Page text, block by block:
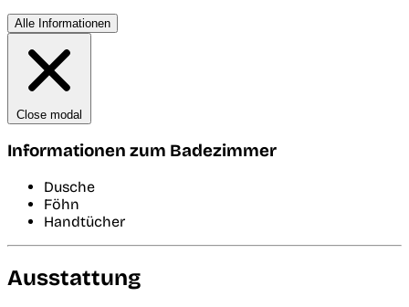
Alle Informationen
Close modal
Informationen zum Badezimmer
Dusche
Föhn
Handtücher
Ausstattung